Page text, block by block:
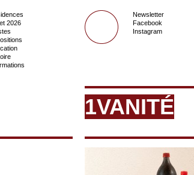
2026
Newsletter
Facebook
Instagram
1VANITÉ